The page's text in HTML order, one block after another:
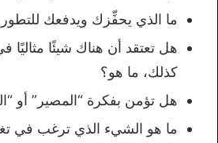
ما الذي يحفِّزك ويدفعك للتطور
هل تعتقد أن هناك شيئًا مثاليًا
كذلك، ما هو؟
هل تؤمن بفكرة “المصير” أو
ما هو الشيء الذي ترغب في